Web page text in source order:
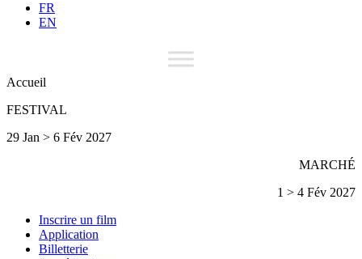
FR
EN
Accueil
FESTIVAL
29 Jan > 6 Fév 2027
MARCHÉ
1 > 4 Fév 2027
Inscrire un film
Application
Billetterie